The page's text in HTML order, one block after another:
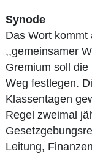
Synode
Das Wort kommt
,,gemeinsamer
Gremium soll
Weg festlegen.
Klassentagen
Regel zweimal
Leitung,